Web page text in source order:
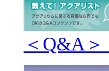
＜Q&A